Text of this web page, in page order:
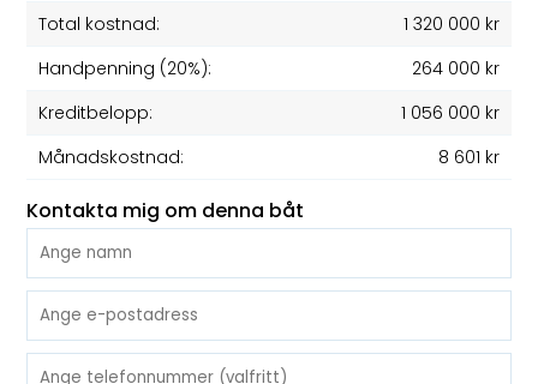
Total kostnad:
1 320 000 kr
Handpenning (20%):
264 000 kr
Kreditbelopp:
1 056 000 kr
Månadskostnad:
8 601 kr
Kontakta mig om denna båt